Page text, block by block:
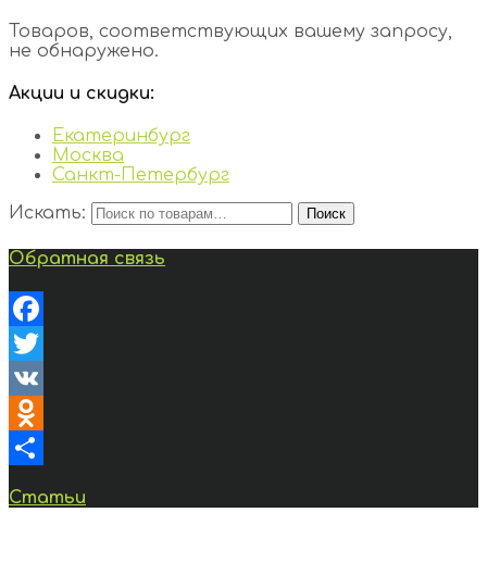
Товаров, соответствующих вашему запросу,
не обнаружено.
Акции и скидки:
Екатеринбург
Москва
Санкт-Петербург
Искать:
Поиск
Обратная связь
Facebook
Twitter
VK
Odnoklassniki
Статьи